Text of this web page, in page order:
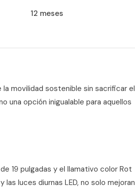
12 meses
la movilidad sostenible sin sacrificar el
opción inigualable para aquellos
19 pulgadas y el llamativo color Rot
luces diurnas LED, no solo mejoran